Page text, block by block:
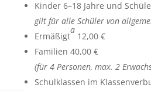
Kinder 6–18 Jahre und
gilt für alle Schüler von
Ermäßigt
a
12,00 €
Familien 40,00 €
(für 4 Personen, max. 2
Schulklassen im